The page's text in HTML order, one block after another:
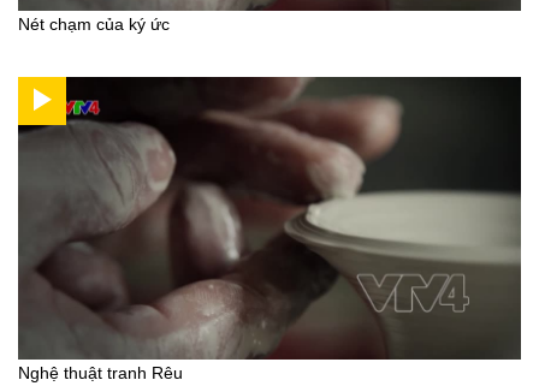
Nét chạm của ký ức
Nghệ thuật tranh Rêu